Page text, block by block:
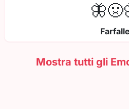
Farfalle
Mostra tutti gli